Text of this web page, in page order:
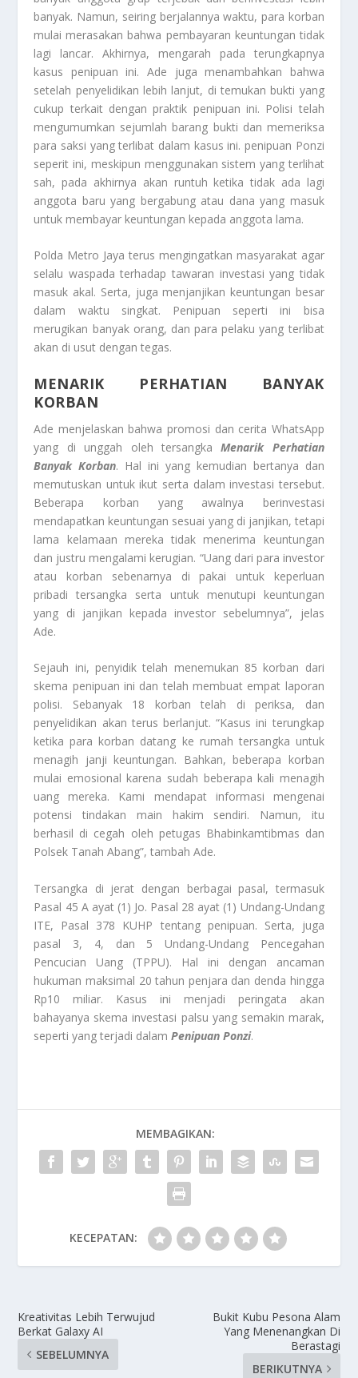
banyak. Namun, seiring berjalannya waktu, para korban
mulai merasakan bahwa pembayaran keuntungan tidak
lagi lancar. Akhirnya, mengarah pada terungkapnya
kasus penipuan ini. Ade juga menambahkan bahwa
setelah penyelidikan lebih lanjut, di temukan bukti yang
cukup terkait dengan praktik penipuan ini. Polisi telah
mengumumkan sejumlah barang bukti dan memeriksa
para saksi yang terlibat dalam kasus ini. penipuan Ponzi
seperit ini, meskipun menggunakan sistem yang terlihat
sah, pada akhirnya akan runtuh ketika tidak ada lagi
anggota baru yang bergabung atau dana yang masuk
untuk membayar keuntungan kepada anggota lama.
Polda Metro Jaya terus mengingatkan masyarakat agar
selalu waspada terhadap tawaran investasi yang tidak
masuk akal. Serta, juga menjanjikan keuntungan besar
dalam waktu singkat. Penipuan seperti ini bisa
merugikan banyak orang, dan para pelaku yang terlibat
akan di usut dengan tegas.
MENARIK PERHATIAN BANYAK
KORBAN
Ade menjelaskan bahwa promosi dan cerita WhatsApp
yang di unggah oleh tersangkaMenarik Perhatian
Banyak Korban. Hal ini yang kemudian bertanya dan
memutuskan untuk ikut serta dalam investasi tersebut.
Beberapa korban yang awalnya berinvestasi
mendapatkan keuntungan sesuai yang di janjikan, tetapi
lama kelamaan mereka tidak menerima keuntungan
dan justru mengalami kerugian. “Uang dari para investor
atau korban sebenarnya di pakai untuk keperluan
pribadi tersangka serta untuk menutupi keuntungan
yang di janjikan kepada investor sebelumnya”, jelas
Ade.
Sejauh ini, penyidik telah menemukan 85 korban dari
skema penipuan ini dan telah membuat empat laporan
polisi. Sebanyak 18 korban telah di periksa, dan
penyelidikan akan terus berlanjut. “Kasus ini terungkap
ketika para korban datang ke rumah tersangka untuk
menagih janji keuntungan. Bahkan, beberapa korban
mulai emosional karena sudah beberapa kali menagih
uang mereka. Kami mendapat informasi mengenai
potensi tindakan main hakim sendiri. Namun, itu
berhasil di cegah oleh petugas Bhabinkamtibmas dan
Polsek Tanah Abang”, tambah Ade.
Tersangka di jerat dengan berbagai pasal, termasuk
Pasal 45 A ayat (1) Jo. Pasal 28 ayat (1) Undang-Undang
ITE, Pasal 378 KUHP tentang penipuan. Serta, juga
pasal 3, 4, dan 5 Undang-Undang Pencegahan
Pencucian Uang (TPPU). Hal ini dengan ancaman
hukuman maksimal 20 tahun penjara dan denda hingga
Rp10 miliar. Kasus ini menjadi peringata akan
bahayanya skema investasi palsu yang semakin marak,
seperti yang terjadi dalamPenipuan Ponzi.
MEMBAGIKAN:
KECEPATAN:
Kreativitas Lebih Terwujud
Berkat Galaxy AI
SEBELUMNYA
Bukit Kubu Pesona Alam
Yang Menenangkan Di
Berastagi
BERIKUTNYA